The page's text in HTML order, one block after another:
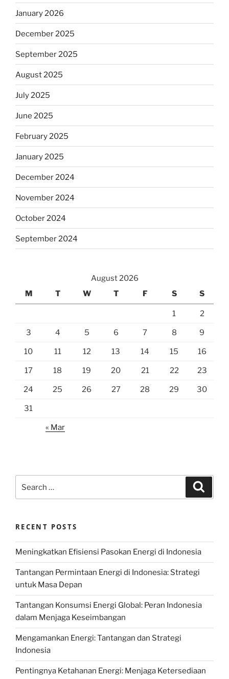
January 2026
December 2025
September 2025
August 2025
July 2025
June 2025
February 2025
January 2025
December 2024
November 2024
October 2024
September 2024
August 2026
M
T W T F S S
1 2
3 4 5 6 7 8 9
10 11 12 13 14 15 16
17 18 19 20 21 22 23
24 25 26 27 28 29 30
31
« Mar
for:
RECENT POSTS
Meningkatkan Efisiensi Pasokan Energi di Indonesia
Tantangan Permintaan Energi di Indonesia: Strategi
untuk Masa Depan
Tantangan Konsumsi Energi Global: Peran Indonesia
dalam Menjaga Keseimbangan
Mengamankan Energi: Tantangan dan Strategi
Indonesia
Pentingnya Ketahanan Energi: Menjaga Ketersediaan